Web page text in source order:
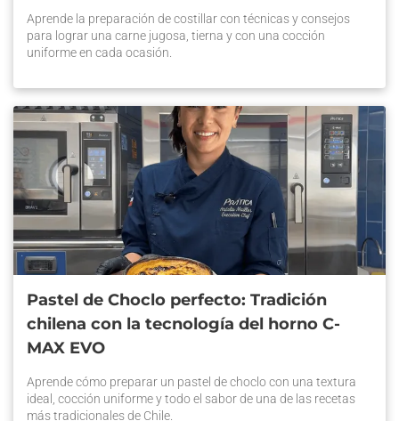
Aprende la preparación de costillar con técnicas y consejos
para lograr una carne jugosa, tierna y con una cocción
uniforme en cada ocasión.
Pastel de Choclo perfecto: Tradición
chilena con la tecnología del horno C-
MAX EVO
Aprende cómo preparar un pastel de choclo con una textura
ideal, cocción uniforme y todo el sabor de una de las recetas
más tradicionales de Chile.